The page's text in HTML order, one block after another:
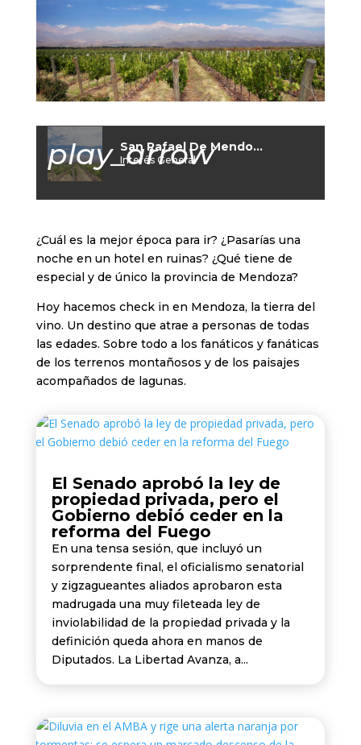
play_arrow San Rafael De Mendoza Con Sonido 8D
Interés General
¿Cuál es la mejor época para ir? ¿Pasarías una
noche en un hotel en ruinas? ¿Qué tiene de
especial y de único la provincia de Mendoza?
Hoy hacemos check in en Mendoza, la tierra del
vino. Un destino que atrae a personas de todas
las edades. Sobre todo a los fanáticos y fanáticas
de los terrenos montañosos y de los paisajes
acompañados de lagunas.
El Senado aprobó la ley de
propiedad privada, pero el
Gobierno debió ceder en la
reforma del Fuego
En una tensa sesión, que incluyó un
sorprendente final, el oficialismo senatorial
y zigzagueantes aliados aprobaron esta
madrugada una muy fileteada ley de
inviolabilidad de la propiedad privada y la
definición queda ahora en manos de
Diputados. La Libertad Avanza, a...